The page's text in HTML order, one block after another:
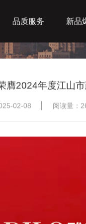
品质服务 新品
置：首页/关于我们/ 集